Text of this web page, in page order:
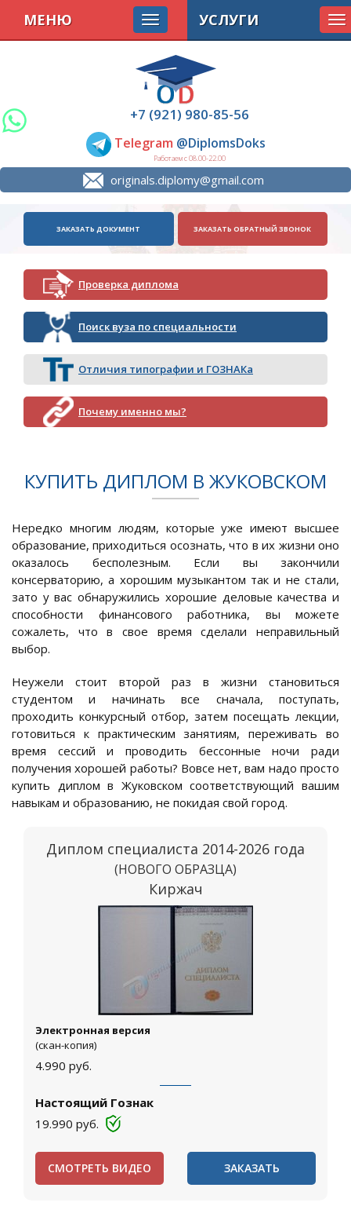
+7 (921) 980-85-56
Telegram @DiplomsDoks
Работаем с 08.00-22.00
originals.diplomy@gmail.com
МЕНЮ
ЗАКАЗАТЬ ДОКУМЕНТ ЗАКАЗАТЬ ОБРАТНЫЙ ЗВОНОК
Проверка диплома
Поиск вуза по специальности
Отличия типографии и ГОЗНАКа
Почему именно мы?
УСЛУГИ
КУПИТЬ ДИПЛОМ В ЖУКОВСКОМ
Нередко многим людям, которые уже имеют высшее
образование, приходиться осознать, что в их жизни оно
оказалось бесполезным. Если вы закончили
консерваторию, а хорошим музыкантом так и не стали,
зато у вас обнаружились хорошие деловые качества и
способности финансового работника, вы можете
сожалеть, что в свое время сделали неправильный
выбор.
Неужели стоит второй раз в жизни становиться
студентом и начинать все сначала, поступать,
проходить конкурсный отбор, затем посещать лекции,
готовиться к практическим занятиям, переживать во
время сессий и проводить бессонные ночи ради
получения хорошей работы? Вовсе нет, вам надо просто
купить диплом в Жуковском соответствующий вашим
навыкам и образованию, не покидая свой город.
Диплом специалиста 2014-2026 года
(НОВОГО ОБРАЗЦА)
Киржач
Электронная версия
(скан-копия)
4.990 руб.
Настоящий Гознак
19.990 руб.
СМОТРЕТЬ ВИДЕО ЗАКАЗАТЬ